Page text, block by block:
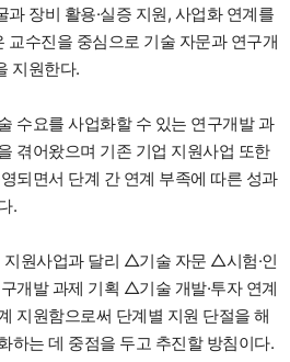
장비 활용·실증 지원, 사업화 연계를
교수진을 중심으로 기술 자문과 연구개
지원한다.
수요를 사업화할 수 있는 연구개발 과
겪어왔으며 기존 기업 지원사업 또한
되면서 단계 간 연계 부족에 따른 성과
.
지원사업과 달리 △기술 자문 △시험·인
발 과제 기획 △기술 개발·투자 연계
지원함으로써 단계별 지원 단절을 해
하는 데 중점을 두고 추진할 방침이다.